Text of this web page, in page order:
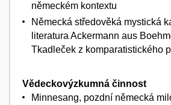
německém kontextu
Německá středověká mystická
literatura Ackermann aus
Tkadleček z komparatistického
Vědeckovýzkumná činnost
Minnesang, pozdní německá